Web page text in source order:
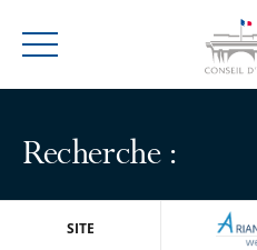
Menu
Recherche :
SITE